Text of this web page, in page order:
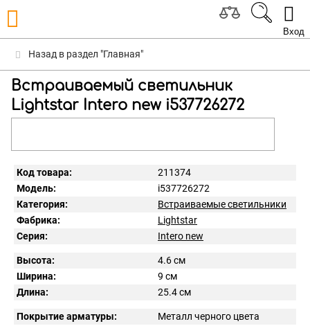
Вход
Назад в раздел "Главная"
Встраиваемый светильник
Lightstar Intero new i537726272
Код товара:
211374
Модель:
i537726272
Категория:
Встраиваемые светильники
Фабрика:
Lightstar
Серия:
Intero new
Высота:
4.6 см
Ширина:
9 см
Длина:
25.4 см
Покрытие арматуры:
Металл черного цвета